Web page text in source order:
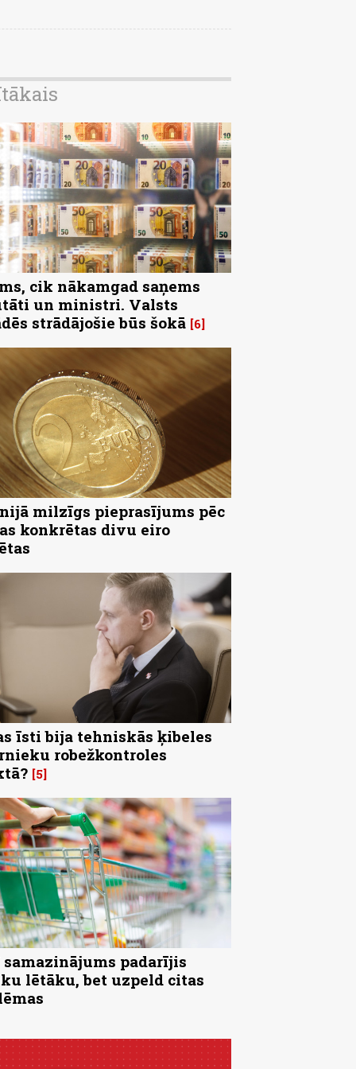
cik nākamgad saņems
un ministri. Valsts
strādājošie būs šokā 6
milzīgs pieprasījums pēc
konkrētas divu eiro
īsti bija tehniskās ķibeles
robežkontroles
5
samazinājums padarījis
lētāku, bet uzpeld citas